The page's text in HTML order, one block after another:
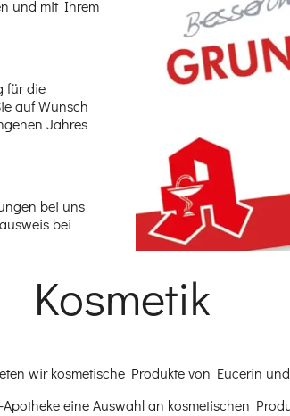
und mit Ihrem
für die
auf Wunsch
Jahres
bei uns
bei
Einleitung
Kosmetik
wir kosmetische Produkte von Eucerin
eine Auswahl an kosmetischen